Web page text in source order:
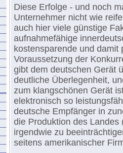
Diese Erfolge - und noch
Unternehmer nicht wie
auch hier viele günstige
aufnahmefähige
kostensparende und
Voraussetzung der
gibt dem deutschen Gerät
deutliche Überlegenheit,
zum klangschönen Gerät
elektronisch so
deutsche Empfänger in
die Produktion des
irgendwie zu
seitens amerikanischer